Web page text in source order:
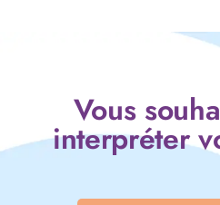
Vous
interpréter